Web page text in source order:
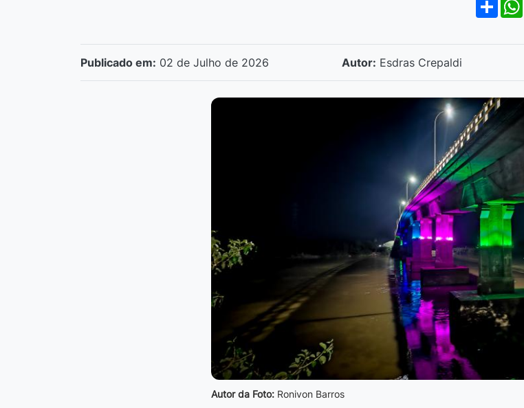
Publicado em: 02 de Julho de 2026 Autor: Esdras Crepaldi
Autor da Foto: Ronivon Barros